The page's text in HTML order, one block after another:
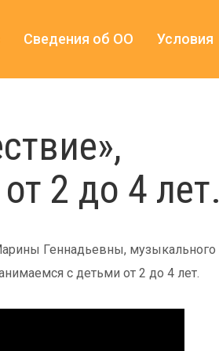
Сведения об ОО Условия
2 до 4 лет.
Геннадьевны, музыкального
с детьми от 2 до 4 лет.